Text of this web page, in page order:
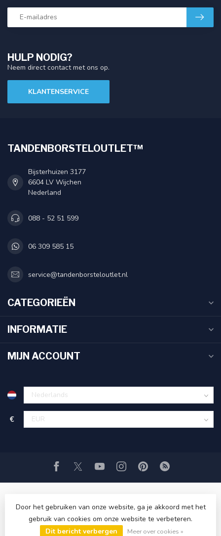
HULP NODIG?
Neem direct contact met ons op.
KLANTENSERVICE
TANDENBORSTELOUTLET™
Bijsterhuizen 3177
6604 LV Wijchen
Nederland
088 - 52 51 599
06 309 585 15
service@tandenborsteloutlet.nl
CATEGORIEËN
INFORMATIE
MIJN ACCOUNT
€
© Copyright 2026 TandenborstelOutlet™- Powered by
Lightspeed-Lightspeed designby Dyvelopment
Door het gebruiken van onze website, ga je akkoord met het
gebruik van cookies om onze website te verbeteren.
Dit bericht verbergen
Meer over cookies »